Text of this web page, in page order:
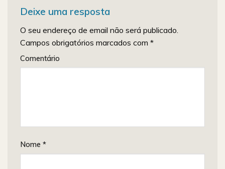
Deixe uma resposta
O seu endereço de email não será publicado.
Campos obrigatórios marcados com *
Comentário
Nome *